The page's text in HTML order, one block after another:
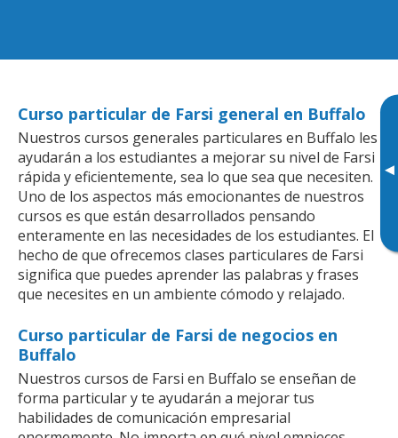
▸
Curso particular de Farsi general en Buffalo
Nuestros cursos generales particulares en Buffalo les
ayudarán a los estudiantes a mejorar su nivel de Farsi
rápida y eficientemente, sea lo que sea que necesiten.
Uno de los aspectos más emocionantes de nuestros
cursos es que están desarrollados pensando
enteramente en las necesidades de los estudiantes. El
hecho de que ofrecemos clases particulares de Farsi
significa que puedes aprender las palabras y frases
que necesites en un ambiente cómodo y relajado.
Curso particular de Farsi de negocios en
Buffalo
Nuestros cursos de Farsi en Buffalo se enseñan de
forma particular y te ayudarán a mejorar tus
habilidades de comunicación empresarial